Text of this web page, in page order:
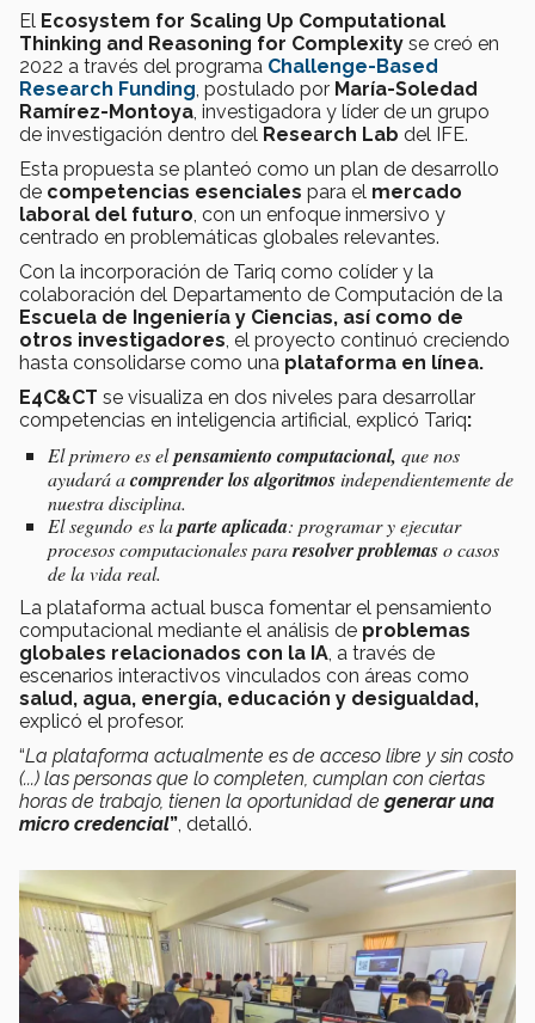
El Ecosystem for Scaling Up Computational
Thinking and Reasoning for Complexity se creó en
2022 a través del programa Challenge-Based
Research Funding, postulado por María-Soledad
Ramírez-Montoya, investigadora y líder de un grupo
de investigación dentro del Research Lab del IFE.
Esta propuesta se planteó como un plan de desarrollo
de competencias esenciales para el mercado
laboral del futuro, con un enfoque inmersivo y
centrado en problemáticas globales relevantes.
Con la incorporación de Tariq como colíder y la
colaboración del Departamento de Computación de la
Escuela de Ingeniería y Ciencias, así como de
otros investigadores, el proyecto continuó creciendo
hasta consolidarse como una plataforma en línea.
E4C&CT se visualiza en dos niveles para desarrollar
competencias en inteligencia artificial, explicó Tariq:
El primero es elpensamiento computacional, que nos
ayudará acomprender los algoritmosindependientemente de
nuestra disciplina.
El segundo es laparte aplicada: programar y ejecutar
procesos computacionales pararesolver problemaso casos
de la vida real.
La plataforma actual busca fomentar el pensamiento
computacional mediante el análisis de problemas
globales relacionados con la IA, a través de
escenarios interactivos vinculados con áreas como
salud, agua, energía, educación y desigualdad,
explicó el profesor.
“La plataforma actualmente es de acceso libre y sin costo
(...) las personas que lo completen, cumplan con ciertas
horas de trabajo, tienen la oportunidad de generar una
micro credencial”, detalló.